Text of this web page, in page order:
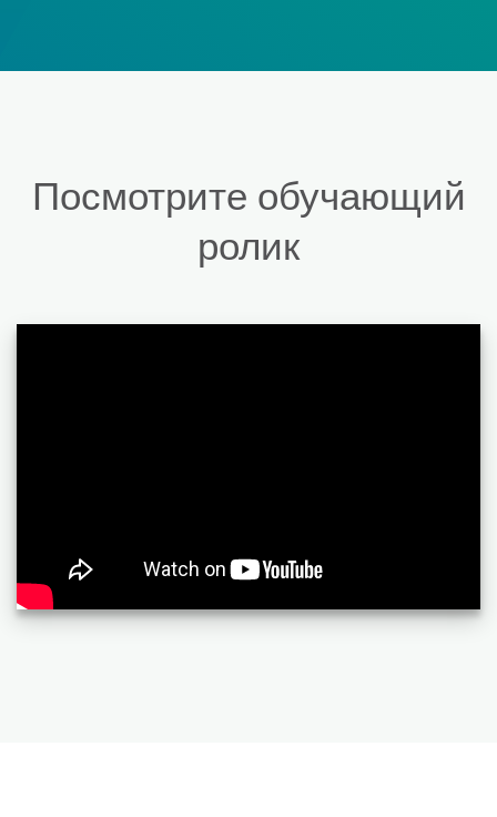
Посмотрите обучающий
ролик